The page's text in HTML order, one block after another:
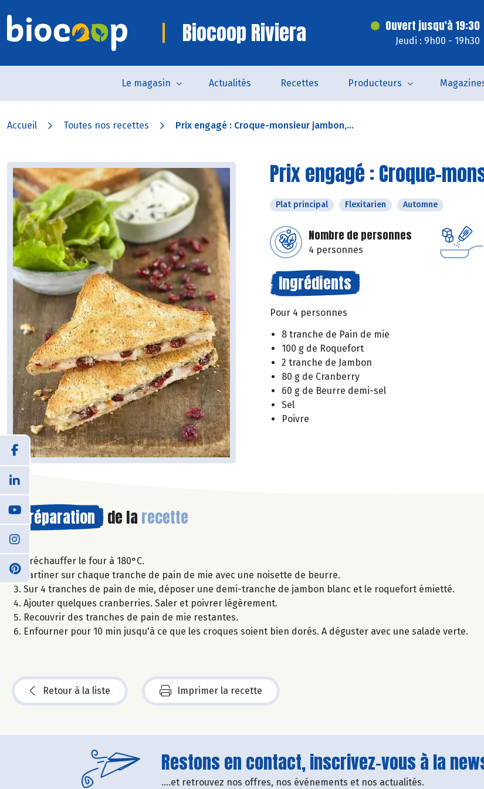
Biocoop Riviera Ouvert jusqu'à 19:30
Jeudi : 9h00 - 19h30
Le magasin Actualités Recettes Producteurs
Accueil Toutes nos recettes Prix engagé : Croque-monsieur jambon,...
Prix engagé : Croque-
Plat principal Flexitarien Automne
Nombre de personnes
4 personnes
Ingrédients
Pour 4 personnes
8 tranche de Pain de mie
100 g de Roquefort
2 tranche de Jambon
80 g de Cranberry
60 g de Beurre demi-sel
Sel
Poivre
Préparation de la recette
Préchauffer le four à 180°C.
Tartiner sur chaque tranche de pain de mie avec une noisette de beurre.
Sur 4 tranches de pain de mie, déposer une demi-tranche de jambon blanc et le roquefort émietté.
Ajouter quelques cranberries. Saler et poivrer légèrement.
Recouvrir des tranches de pain de mie restantes.
Enfourner pour 10 min jusqu'à ce que les croques soient bien dorés. A déguster avec une salade verte.
Retour à la liste Imprimer la recette
Restons en contact, inscrivez-vous à la
....et retrouvez nos offres, nos événements et nos actualités.